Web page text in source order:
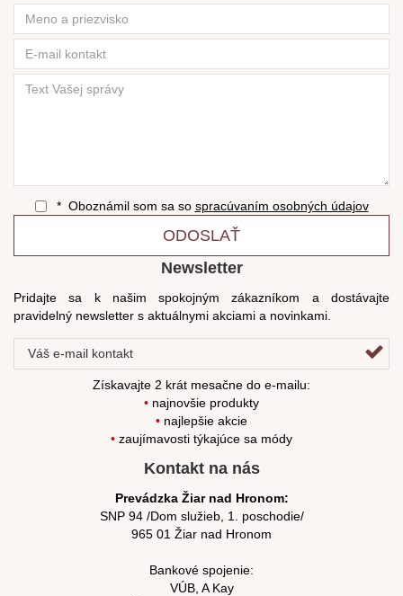
* Oboznámil som sa so spracúvaním osobných údajov
ODOSLAŤ
Newsletter
Pridajte sa k našim spokojným zákazníkom a dostávajte
pravidelný newsletter s aktuálnymi akciami a novinkami.
Získavajte 2 krát mesačne do e-mailu:
• najnovšie produkty
• najlepšie akcie
• zaujímavosti týkajúce sa módy
Kontakt na nás
Prevádzka Žiar nad Hronom:
SNP 94 /Dom služieb, 1. poschodie/
965 01 Žiar nad Hronom
Bankové spojenie:
VÚB, A Kay